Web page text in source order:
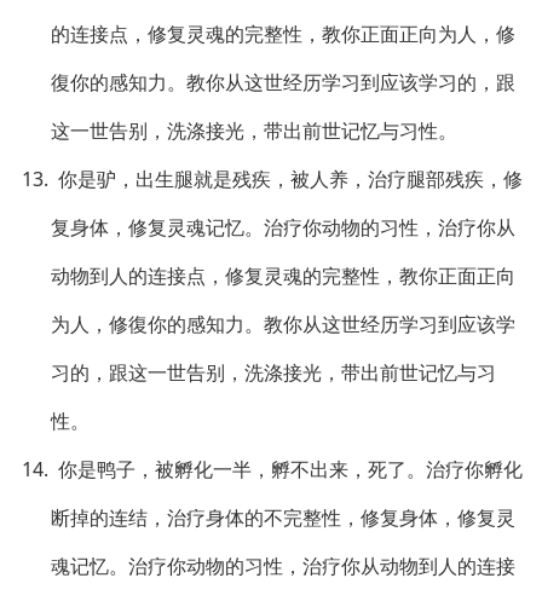
的连接点，修复灵魂的完整性，教你正面正向为人，修
復你的感知力。教你从这世经历学习到应该学习的，跟
这一世告别，洗涤接光，带出前世记忆与习性。
13. 你是驴，出生腿就是残疾，被人养，治疗腿部残疾，修
复身体，修复灵魂记忆。治疗你动物的习性，治疗你从
动物到人的连接点，修复灵魂的完整性，教你正面正向
为人，修復你的感知力。教你从这世经历学习到应该学
习的，跟这一世告别，洗涤接光，带出前世记忆与习
性。
14. 你是鸭子，被孵化一半，孵不出来，死了。治疗你孵化
断掉的连结，治疗身体的不完整性，修复身体，修复灵
魂记忆。治疗你动物的习性，治疗你从动物到人的连接